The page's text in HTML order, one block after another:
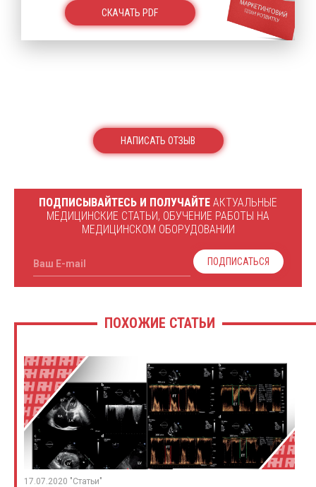
СКАЧАТЬ PDF
НАПИСАТЬ ОТЗЫВ
ПОДПИСЫВАЙТЕСЬ И ПОЛУЧАЙТЕ АКТУАЛЬНЫЕ
МЕДИЦИНСКИЕ СТАТЬИ, ОБУЧЕНИЕ РАБОТЫ НА
МЕДИЦИНСКОМ ОБОРУДОВАНИИ
Ваш E-mail ПОДПИСАТЬСЯ
ПОХОЖИЕ СТАТЬИ
17.07.2020 "Статьи"